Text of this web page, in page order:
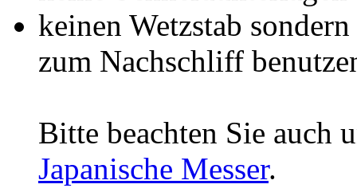
keinen Wetzstab
zum Nachschliff
Bitte beachten Sie auch
Japanische Messer.